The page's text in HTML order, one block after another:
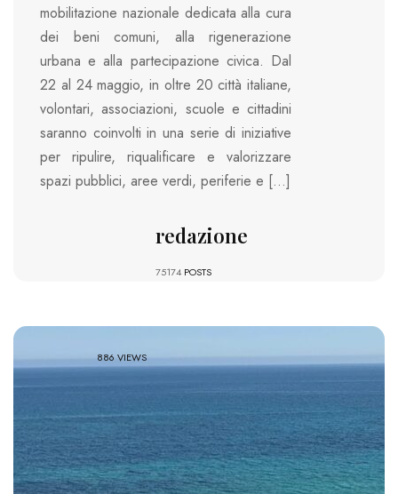
mobilitazione nazionale dedicata alla cura
dei beni comuni, alla rigenerazione
urbana e alla partecipazione civica. Dal
22 al 24 maggio, in oltre 20 città italiane,
volontari, associazioni, scuole e cittadini
saranno coinvolti in una serie di iniziative
per ripulire, riqualificare e valorizzare
spazi pubblici, aree verdi, periferie e […]
redazione
75174 POSTS
886 VIEWS